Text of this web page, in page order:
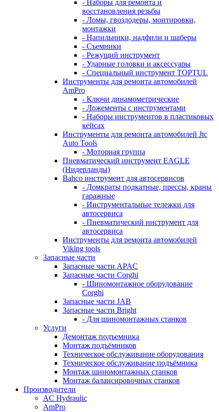
- Наборы для ремонта и
восстановления резьбы
- Ломы, гвоздодеры, монтировки,
монтажки
- Напильники, надфили и шаберы
- Съемники
- Режущий инструмент
- Ударные головки и аксессуары
- Специальный инструмент TOPTUL
Инструменты для ремонта автомобилей
AmPro
- Ключи динамометрические
- Ложементы с инструментами
- Наборы инструментов в пластиковых
кейсах
Инструменты для ремонта автомобилей Jtc
Auto Tools
- Моторная группа
Пневматический инструмент EAGLE
(Нидерланды)
Bahco инструмент для автосервисов
- Домкраты подкатные, прессы, краны
гаражные
- Инструментальные тележки для
автосервиса
- Пневматический инструмент для
автосервиса
Инструменты для ремонта автомобилей
Viking tools
Запасные части
Запасные части APAC
Запасные части Corghi
- Шиномонтажное оборудование
Corghi
Запасные части JAB
Запасные части Bright
- Для шиномонтажных станков
Услуги
Демонтаж подъемника
Монтаж подъёмников
Техническое обслуживание оборудования
Техническое обслуживание подъёмника
Монтаж шиномонтажных станков
Монтаж балансировочных станков
Производители
AC Hydraulic
AmPro